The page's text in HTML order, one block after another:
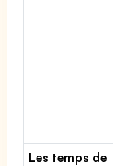
Les temps de